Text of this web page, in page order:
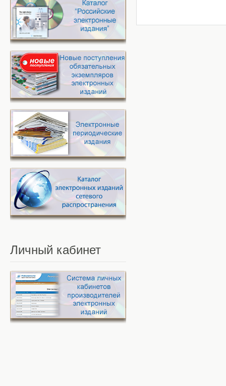
Личный кабинет